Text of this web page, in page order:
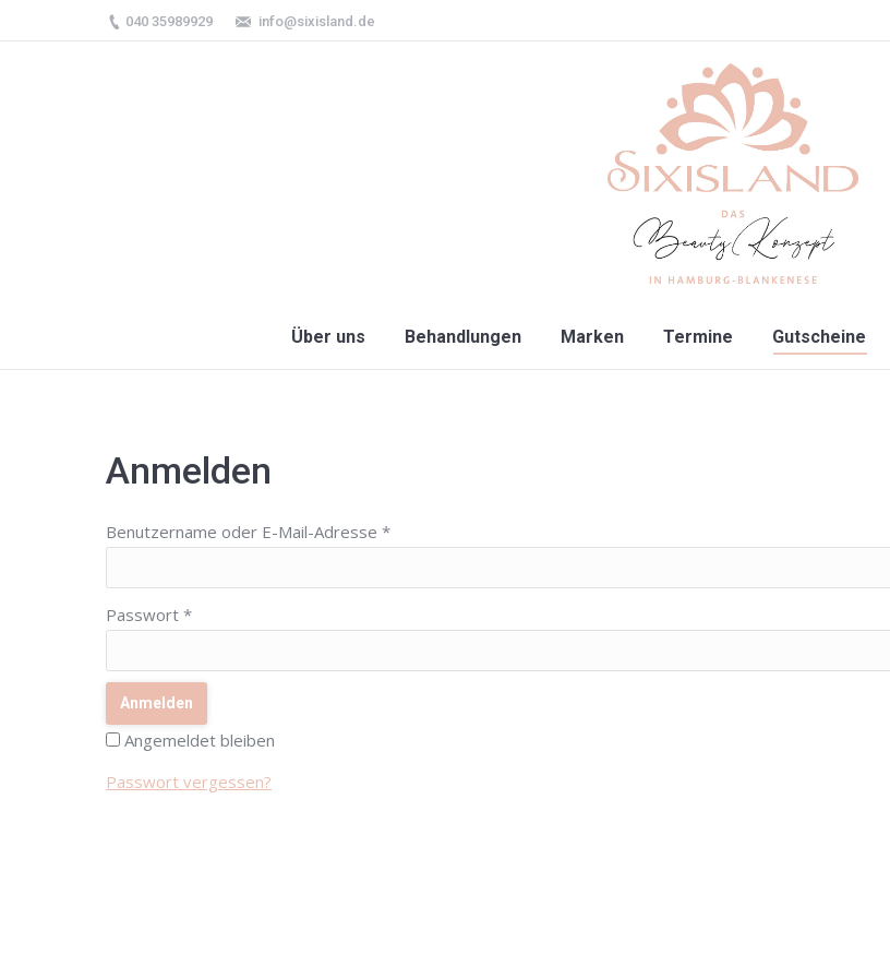
040 35989929 info@sixisland.de
Über uns Behandlungen Marken Termine Gutscheine
Anmelden
Benutzername oder E-Mail-Adresse *
Passwort *
Anmelden
Angemeldet bleiben
Passwort vergessen?